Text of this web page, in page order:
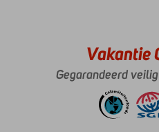
Vakantie
Gegarandeerd